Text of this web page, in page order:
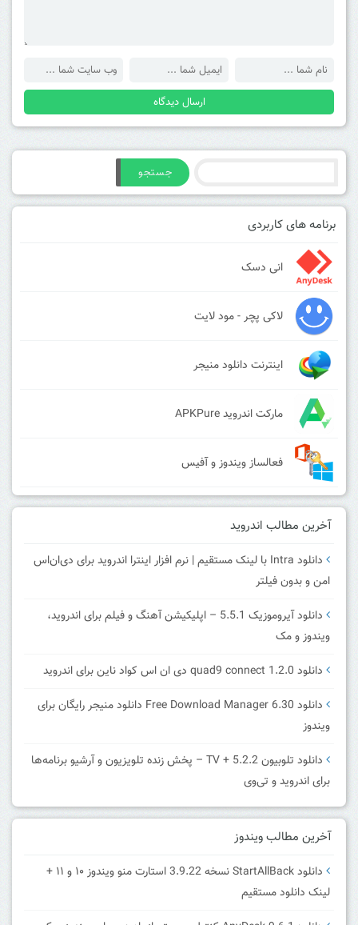
جستجو
برنامه های کاربردی
انی دسک
لاکی پچر - مود لایت
اینترنت دانلود منیجر
مارکت اندروید APKPure
فعالساز ویندوز و آفیس
آخرین مطالب اندروید
دانلود Intra با لینک مستقیم | نرم افزار اینترا اندروید برای دی‌ان‌اس
امن و بدون فیلتر
دانلود آیروموزیک 5.5.1 – اپلیکیشن آهنگ و فیلم برای اندروید،
ویندوز و مک
دانلود quad9 connect 1.2.0 دی ان اس کواد ناین برای اندروید
دانلود Free Download Manager 6.30 دانلود منیجر رایگان برای
ویندوز
دانلود تلوبیون 5.2.2 + TV – پخش زنده تلویزیون و آرشیو برنامه‌ها
برای اندروید و تی‌وی
آخرین مطالب ویندوز
دانلود StartAllBack نسخه 3.9.22 استارت منو ویندوز ۱۰ و ۱۱ +
لینک دانلود مستقیم